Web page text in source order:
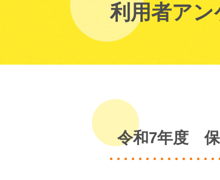
利用者ア
令和7年度 保